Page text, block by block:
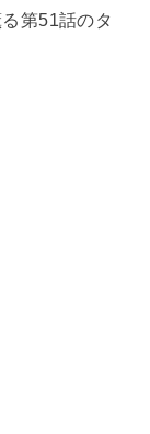
第51話のタ